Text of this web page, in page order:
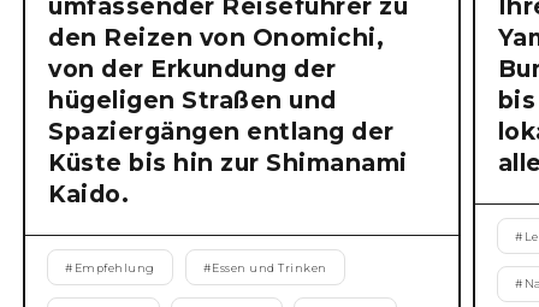
umfassender Reiseführer zu
den Reizen von Onomichi,
von der Erkundung der
hügeligen Straßen und
Spaziergängen entlang der
Küste bis hin zur Shimanami
Kaido.
# Empfehlung #Essen und Trinken
#
#